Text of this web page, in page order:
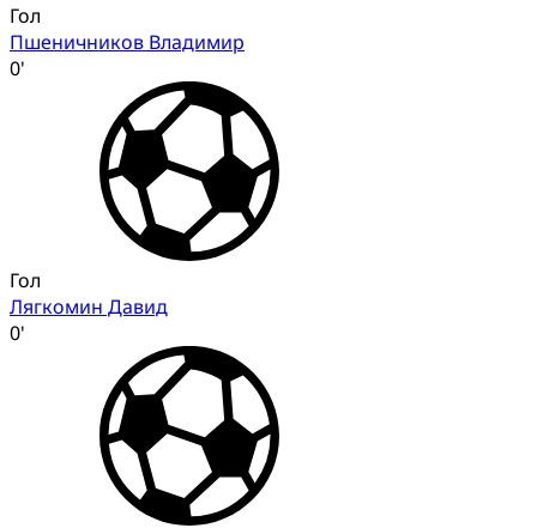
Гол
Пшеничников Владимир
0'
Гол
Лягкомин Давид
0'